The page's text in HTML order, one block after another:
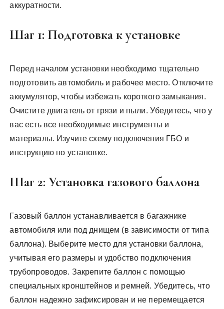
аккуратности.
Шаг 1: Подготовка к установке
Перед началом установки необходимо тщательно
подготовить автомобиль и рабочее место. Отключите
аккумулятор, чтобы избежать короткого замыкания.
Очистите двигатель от грязи и пыли. Убедитесь, что у
вас есть все необходимые инструменты и
материалы. Изучите схему подключения ГБО и
инструкцию по установке.
Шаг 2: Установка газового баллона
Газовый баллон устанавливается в багажнике
автомобиля или под днищем (в зависимости от типа
баллона). Выберите место для установки баллона,
учитывая его размеры и удобство подключения
трубопроводов. Закрепите баллон с помощью
специальных кронштейнов и ремней. Убедитесь, что
баллон надежно зафиксирован и не перемещается